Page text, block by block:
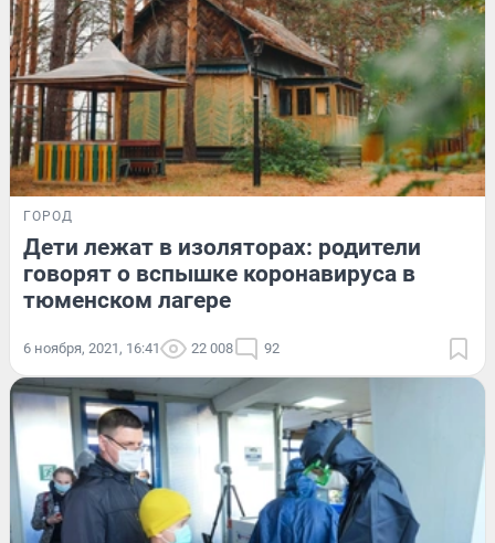
ГОРОД
Дети лежат в изоляторах: родители
говорят о вспышке коронавируса в
тюменском лагере
6 ноября, 2021, 16:41 22 008 92